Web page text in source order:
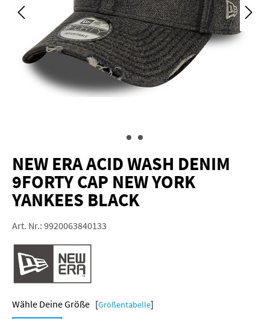
NEW ERA ACID WASH DENIM
9FORTY CAP NEW YORK
YANKEES BLACK
Art. Nr.: 9920063840133
Größe [Größentabelle]